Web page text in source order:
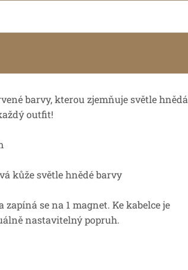
barvy, kterou zjemňuje světle hnědá
outfit!
kůže světle hnědé barvy
se na 1 magnet. Ke kabelce je
nastavitelný popruh.